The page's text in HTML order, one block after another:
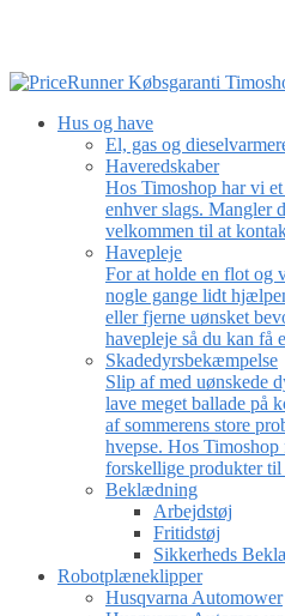
Hus og have
El, gas og
Haveredskaber
Hos Timoshop har vi
enhver slags. Mangler
velkommen til at
Havepleje
For at holde en flot og
nogle gange lidt
eller fjerne uønsket
havepleje så du kan få
Skadedyrsbekæmpelse
Slip af med uønskede
lave meget ballade på
af sommerens store
hvepse. Hos
forskellige produkter til
Beklædning
Arbejdstøj
Fritidstøj
Sikkerheds
Robotplæneklipper
Husqvarna Automower